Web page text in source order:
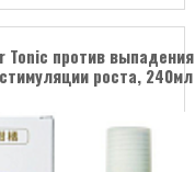
Tonic против выпадения
роста, 240мл